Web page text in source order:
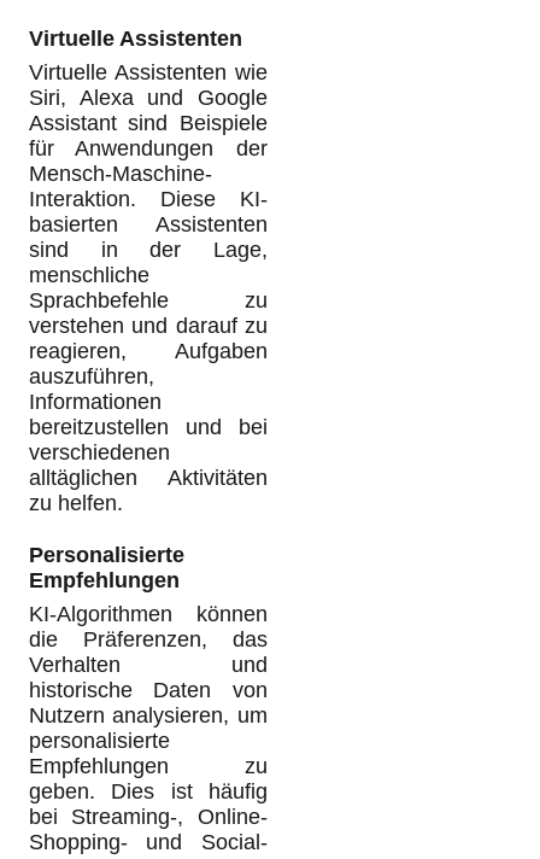
Virtuelle Assistenten
Virtuelle Assistenten wie
Siri, Alexa und Google
Assistant sind Beispiele
für Anwendungen der
Mensch-Maschine-
Interaktion. Diese KI-
basierten Assistenten
sind in der Lage,
menschliche
Sprachbefehle zu
verstehen und darauf zu
reagieren, Aufgaben
auszuführen,
Informationen
bereitzustellen und bei
verschiedenen
alltäglichen Aktivitäten
zu helfen.
Personalisierte
Empfehlungen
KI-Algorithmen können
die Präferenzen, das
Verhalten und
historische Daten von
Nutzern analysieren, um
personalisierte
Empfehlungen zu
geben. Dies ist häufig
bei Streaming-, Online-
Shopping- und Social-